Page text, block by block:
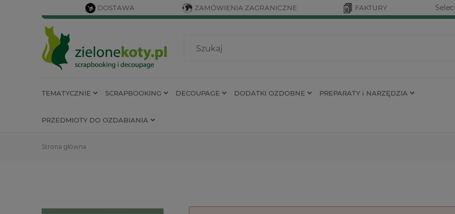
DOSTAWA ZAMÓWIENIA ZAGRANICZNE FAKTURY
TEMATYCZNIE SCRAPBOOKING DECOUPAGE DODATKI OZDOBNE PREPARATY i NARZĘDZIA
PRZEDMIOTY DO OZDABIANIA
Strona główna